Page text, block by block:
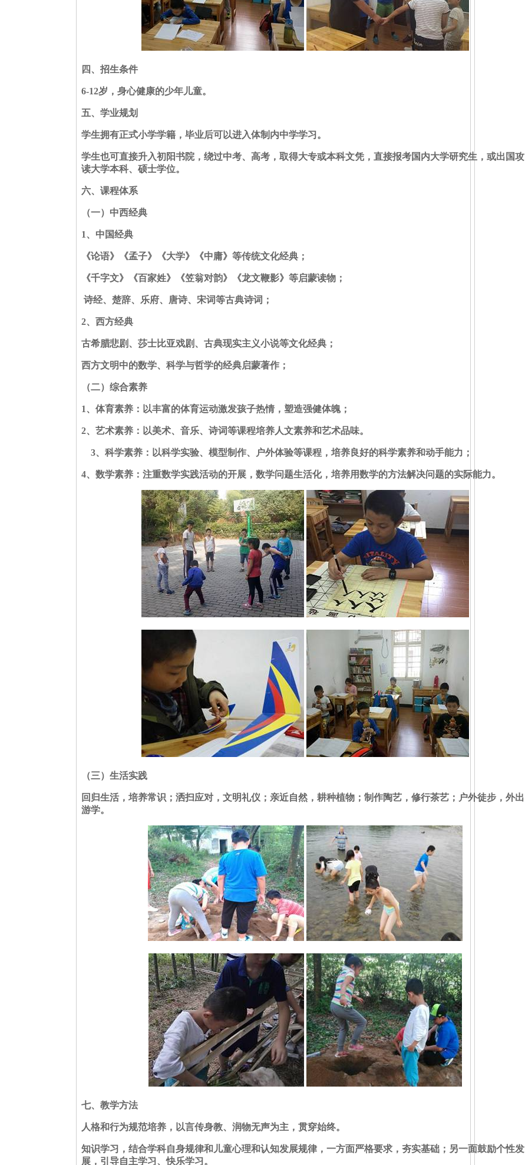
四、招生条件
6-12岁，身心健康的少年儿童。
五、学业规划
学生拥有正式小学学籍，毕业后可以进入体制内中学学习。
学生也可直接升入初阳书院，绕过中考、高考，取得大专或本科文凭，直接报考国内大学研究生，或出国攻
读大学本科、硕士学位。
六、课程体系
（一）中西经典
1、中国经典
《论语》《孟子》《大学》《中庸》等传统文化经典；
《千字文》《百家姓》《笠翁对韵》《龙文鞭影》等启蒙读物；
诗经、楚辞、乐府、唐诗、宋词等古典诗词；
2、 西方经典
古希腊悲剧、莎士比亚戏剧、古典现实主义小说等文化经典；
西方文明中的数学、科学与哲学的经典启蒙著作；
（二）综合素养
1、体育素养：以丰富的体育运动激发孩子热情，塑造强健体魄；
2、艺术素养：以美术、音乐、诗词等课程培养人文素养和艺术品味。
3、科学素养：以科学实验、模型制作、户外体验等课程，培养良好的科学素养和动手能力；
4、数学素养：注重数学实践活动的开展，数学问题生活化，培养用数学的方法解决问题的实际能力。
（三） 生活实践
回归生活，培养常识；洒扫应对，文明礼仪；亲近自然，耕种植物；制作陶艺，修行茶艺；户外徒步，外出
游学。
七、教学方法
人格和行为规范培养，以言传身教、润物无声为主，贯穿始终。
知识学习，结合学科自身规律和儿童心理和认知发展规律，一方面严格要求，夯实基础；另一面鼓励个性发
展，引导自主学习、快乐学习。